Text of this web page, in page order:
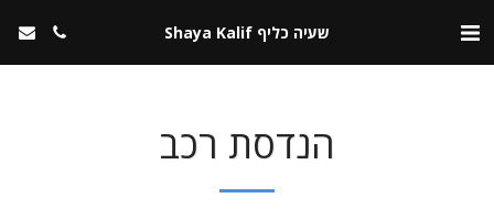
שעיה כליף Shaya Kalif
הנדסת רכב